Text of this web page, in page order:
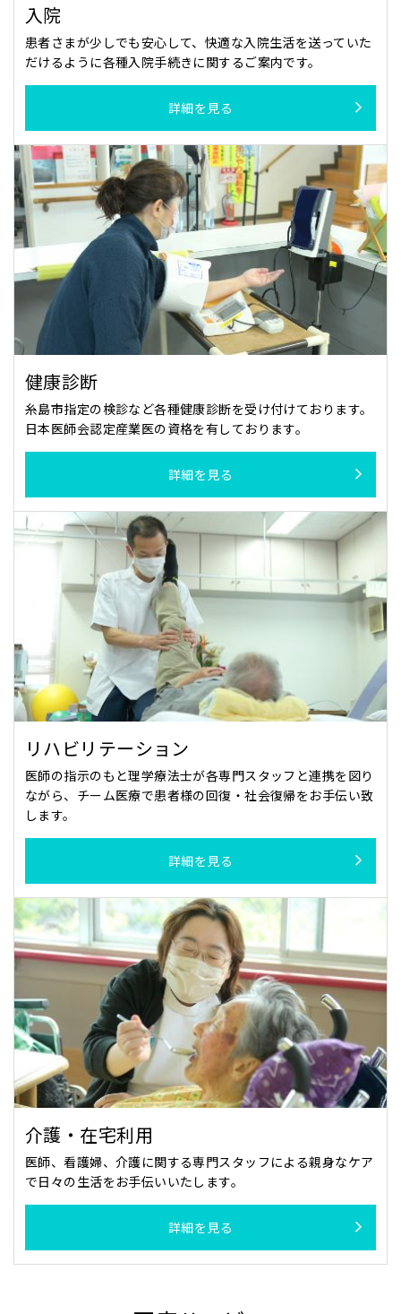
入院
患者さまが少しでも安心して、快適な入院生活を送っていた
だけるように各種入院手続きに関するご案内です。
詳細を見る
健康診断
糸島市指定の検診など各種健康診断を受け付けております。
日本医師会認定産業医の資格を有しております。
詳細を見る
リハビリテーション
医師の指示のもと理学療法士が各専門スタッフと連携を図り
ながら、チーム医療で患者様の回復・社会復帰をお手伝い致
します。
詳細を見る
介護・在宅利用
医師、看護婦、介護に関する専門スタッフによる親身なケア
で日々の生活をお手伝いいたします。
詳細を見る